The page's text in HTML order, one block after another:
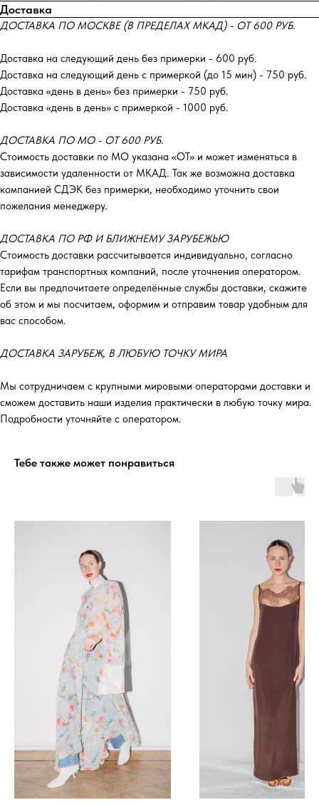
Доставка
ДОСТАВКА ПО МОСКВЕ (В ПРЕДЕЛАХ МКАД) - ОТ 600 РУБ.
Доставка на следующий день без примерки - 600 руб.
Доставка на следующий день с примеркой (до 15 мин) - 750 руб.
Доставка «день в день» без примерки - 750 руб.
Доставка «день в день» с примеркой - 1000 руб.
ДОСТАВКА ПО МО - ОТ 600 РУБ.
Стоимость доставки по МО указана «ОТ»‎ и может изменяться в
зависимости удаленности от МКАД. Так же возможна доставка
компанией СДЭК без примерки, необходимо уточнить свои
пожелания менеджеру.
ДОСТАВКА ПО РФ И БЛИЖНЕМУ ЗАРУБЕЖЬЮ
Стоимость доставки рассчитывается индивидуально, согласно
тарифам транспортных компаний, после уточнения оператором.
Если вы предпочитаете определённые службы доставки, скажите
об этом и мы посчитаем, оформим и отправим товар удобным для
вас способом.
ДОСТАВКА ЗАРУБЕЖ, В ЛЮБУЮ ТОЧКУ МИРА
Мы сотрудничаем с крупными мировыми операторами доставки и
сможем доставить наши изделия практически в любую точку мира.
Подробности уточняйте с оператором.
Тебе также может понравиться